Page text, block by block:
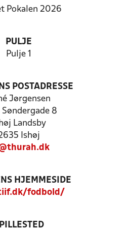
Pokalen 2026
PULJE
Pulje 1
POSTADRESSE
Jørgensen
Søndergade 8
Landsby
Ishøj
HJEMMESIDE
fodbold/